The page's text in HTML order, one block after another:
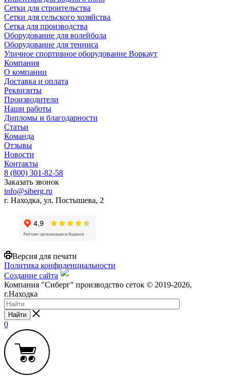
Сетки для строительства
Сетки для сельского хозяйства
Сетка для производства
Оборудование для волейбола
Оборудование для тенниса
Уличное спортивное оборудование Воркаут
Компания
О компании
Доставка и оплата
Реквизиты
Производители
Наши работы
Дипломы и благодарности
Статьи
Команда
Отзывы
Новости
Контакты
8 (800) 301-82-58
Заказать звонок
info@siberg.ru
г. Находка, ул. Постышева, 2
Версия для печати
Политика конфиденциальности
Создание сайта
Компания "Сиберг" производство сеток © 2019-2026,
г.Находка
Найти
0